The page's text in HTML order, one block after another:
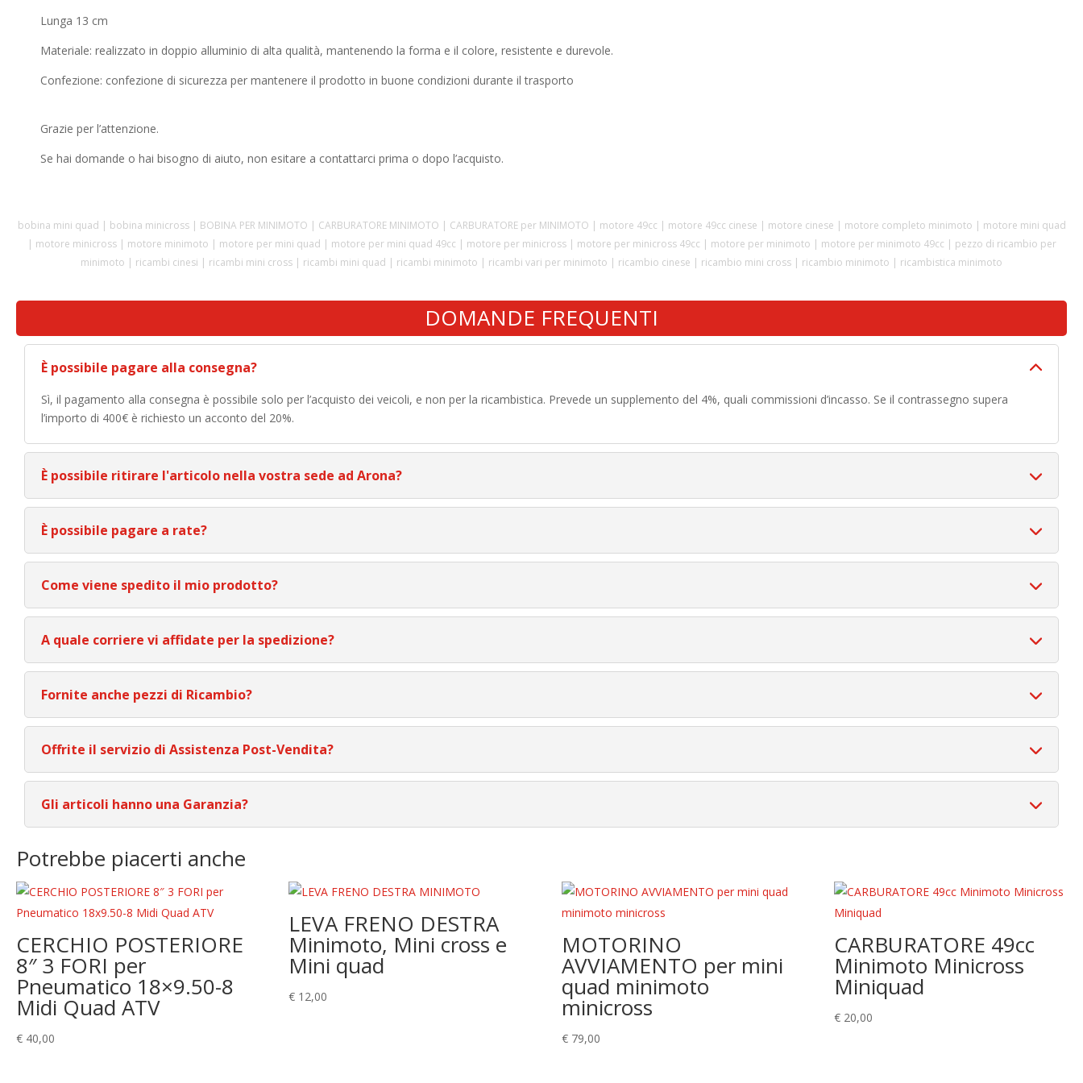
Lunga 13 cm
Materiale: realizzato in doppio alluminio di alta qualità, mantenendo la forma e il colore, resistente e durevole.
Confezione: confezione di sicurezza per mantenere il prodotto in buone condizioni durante il trasporto
Grazie per l’attenzione.
Se hai domande o hai bisogno di aiuto, non esitare a contattarci prima o dopo l’acquisto.
bobina mini quad | bobina minicross | BOBINA PER MINIMOTO | CARBURATORE MINIMOTO | CARBURATORE per MINIMOTO | motore 49cc | motore 49cc cinese | motore cinese | motore completo minimoto | motore mini quad
| motore minicross | motore minimoto | motore per mini quad | motore per mini quad 49cc | motore per minicross | motore per minicross 49cc | motore per minimoto | motore per minimoto 49cc | pezzo di ricambio per
minimoto | ricambi cinesi | ricambi mini cross | ricambi mini quad | ricambi minimoto | ricambi vari per minimoto | ricambio cinese | ricambio mini cross | ricambio minimoto | ricambistica minimoto
DOMANDE FREQUENTI
È possibile pagare alla consegna?
Sì, il pagamento alla consegna è possibile solo per l’acquisto dei veicoli, e non per la ricambistica. Prevede un supplemento del 4%, quali commissioni d’incasso. Se il contrassegno supera
l’importo di 400€ è richiesto un acconto del 20%.
È possibile ritirare l'articolo nella vostra sede ad Arona?
È possibile pagare a rate?
Come viene spedito il mio prodotto?
A quale corriere vi affidate per la spedizione?
Fornite anche pezzi di Ricambio?
Offrite il servizio di Assistenza Post-Vendita?
Gli articoli hanno una Garanzia?
Potrebbe piacerti anche
CERCHIO POSTERIORE
8″ 3 FORI per
Pneumatico 18×9.50-8
Midi Quad ATV
€ 40,00
LEVA FRENO DESTRA
Minimoto, Mini cross e
Mini quad
€ 12,00
MOTORINO
AVVIAMENTO per mini
quad minimoto
minicross
€79,00
CARBURATORE 49cc
Minimoto Minicross
Miniquad
€ 20,00